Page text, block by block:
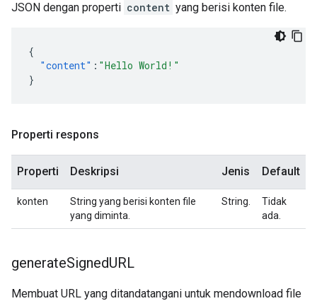
JSON dengan properti content yang berisi konten file.
{
"content" : "Hello World!"
}
Properti respons
Properti Deskripsi Jenis Default
konten
String yang berisi konten file
yang diminta.
String.
Tidak
ada.
generateSignedURL
Membuat URL yang ditandatangani untuk mendownload file